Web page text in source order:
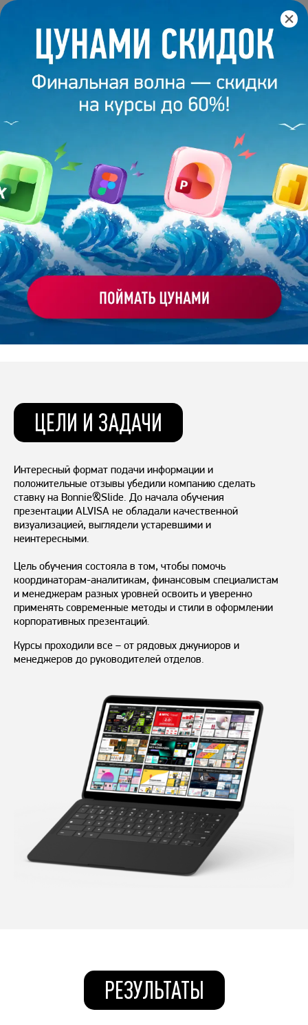
Главная /Кейсы/Кейс ALVISA
КЕЙС ALVISA
ALVISA— российская диверсифицированная компания,
ведущий производитель алкоголя в России. «Мы делаем
ярче эмоции, желания и чувства людей, используя
традиции, инновации и эстетический дизайн для создания
экологичных и натуральных алкогольных напитков.»*
ЦЕЛИ И ЗАДАЧИ
Интересный формат подачи информации и
положительные отзывы убедили компанию сделать
ставку на Bonnie&Slide. До начала обучения
презентации ALVISA не обладали качественной
визуализацией, выглядели устаревшими и
неинтересными.
Цель обучения состояла в том, чтобы помочь
координаторам-аналитикам, финансовым специалистам
и менеджерам разных уровней освоить и уверенно
применять современные методы и стили в оформлении
корпоративных презентаций.
Курсы проходили все – от рядовых джуниоров и
менеджеров до руководителей отделов.
РЕЗУЛЬТАТЫ